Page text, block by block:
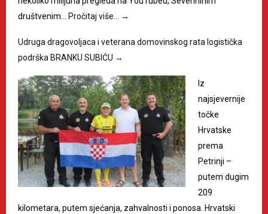
društvenim… Pročitaj više… →
Udruga dragovoljaca i veterana domovinskog rata logistička
podrška BRANKU SUBIĆU →
Iz
najsjevernije
točke
Hrvatske
prema
Petrinji –
putem dugim
209
kilometara, putem sjećanja, zahvalnosti i ponosa. Hrvatski